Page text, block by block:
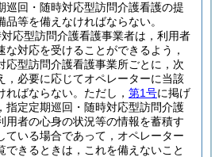
巡回・随時対応型訪問介護看護の提
等を備えなければならない。
応型訪問介護看護事業者は，利用者
な対応を受けることができるよう，
応型訪問介護看護事業所ごとに，次
，必要に応じてオペレーターに当該
ばならない。 ただし， 第1号に掲げ
指定定期巡回・随時対応型訪問介護
用者の心身の状況等の情報を蓄積す
ている場合であって，オペレーター
できるときは，これを備えないこと